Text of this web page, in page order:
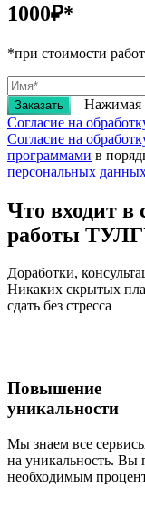
1000₽*
*при стоимости
Заказать
Нажимая
Согласие на
Согласие на
программами в
персональных
Что входит в
работы
Доработки,
Никаких скрытых
сдать без стресса
Повышение
уникальности
Мы знаем все
на уникальность. Вы
необходимым